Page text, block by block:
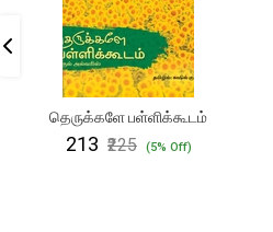
தெருக்களே பள்ளிக்கூடம்
₹213 ₹225 (5% Off)